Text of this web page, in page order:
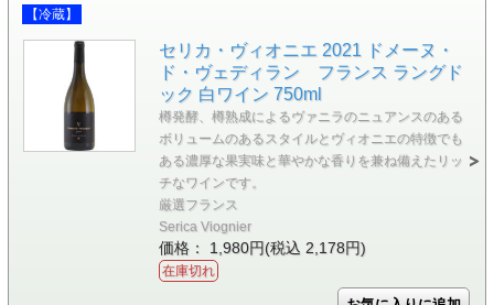
【冷蔵】
セリカ・ヴィオニエ 2021 ドメーヌ・
ド・ヴェディラン フランス ラングド
ック 白ワイン 750ml
樽発酵、樽熟成によるヴァニラのニュアンスのある
ボリュームのあるスタイルとヴィオニエの特徴でも
ある濃厚な果実味と華やかな香りを兼ね備えたリッ
チなワインです。
厳選フランス
Serica Viognier
価格： 1,980円(税込 2,178円)
在庫切れ